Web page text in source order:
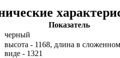
Показатель
черный
высота - 1168, длина в сложенном
виде - 1321